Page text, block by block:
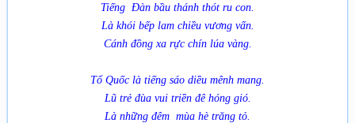
Tiếng Đàn bầu thánh thót ru con.
Là khói bếp lam chiều vương vấn.
Cánh đồng xa rực chín lúa vàng.
Tổ Quốc là tiếng sáo diều mênh mang.
Lũ trẻ đùa vui triền đê hóng gió.
Là những đêm mùa hè trăng tỏ.